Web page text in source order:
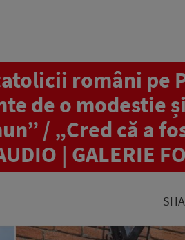
români pe
de o modestie
/ „Cred că a
| GALERIE